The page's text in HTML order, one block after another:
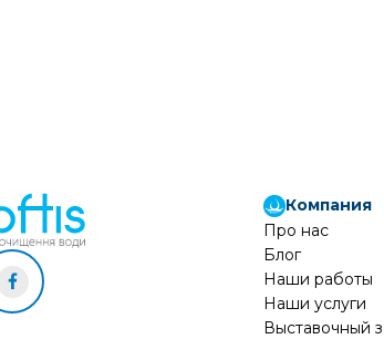
Компания
Про нас
Блог
Наши работы
Наши услуги
Выставочный